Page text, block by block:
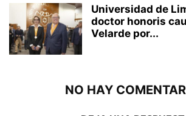
Universidad de
doctor honoris
Velarde por...
NO HAY